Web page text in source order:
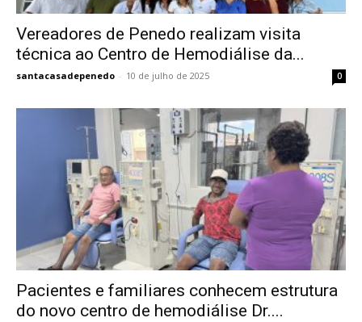
Vereadores de Penedo realizam visita
técnica ao Centro de Hemodiálise da...
santacasadepenedo - 10 de julho de 2025 0
Pacientes e familiares conhecem estrutura
do novo centro de hemodiálise Dr....